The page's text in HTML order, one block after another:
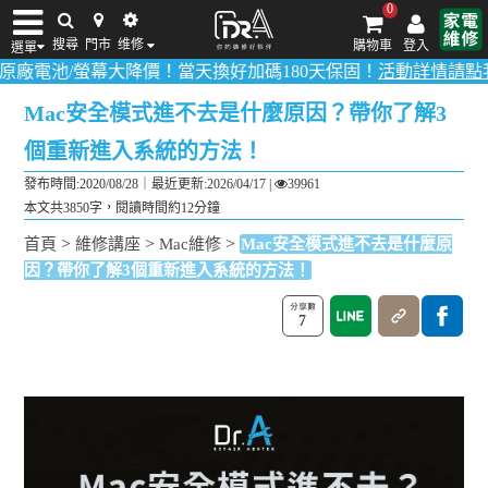
選單 搜尋 門市 维修 登入
0
購物車
iPhone維修/價格 筆電維修/價格 Android手機維修/價格 MacBook維修/價
幕大降價！當天換好加碼180天保固！活動詳情請點我！多數
Mac安全模式進不去是什麼原因？帶你了解3
個重新進入系統的方法！
發布時間:2020/08/28｜最近更新:2026/04/17 |
39961
本文共3850字，閱讀時間約12分鐘
首頁 >維修講座 >Mac維修 > Mac安全模式進不去是什麼原
因？帶你了解3個重新進入系統的方法！
7